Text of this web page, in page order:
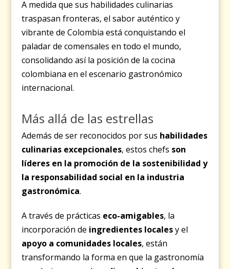
A medida que sus habilidades culinarias
traspasan fronteras, el sabor auténtico y
vibrante de Colombia está conquistando el
paladar de comensales en todo el mundo,
consolidando así la posición de la cocina
colombiana en el escenario gastronómico
internacional.
Más allá de las estrellas
Además de ser reconocidos por sus habilidades
culinarias excepcionales, estos chefs son
líderes en la promoción de la sostenibilidad y
la responsabilidad social en la industria
gastronómica.
A través de prácticas eco-amigables, la
incorporación de ingredientes localesy el
apoyo a comunidades locales, están
transformando la forma en que la gastronomía